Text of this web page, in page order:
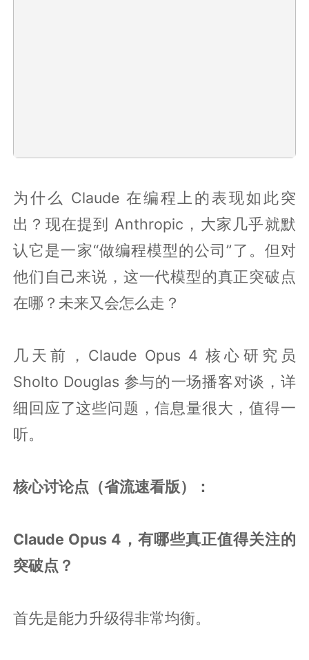
为什么 Claude 在编程上的表现如此突
出？现在提到 Anthropic，大家几乎就默
认它是一家“做编程模型的公司”了。但对
他们自己来说，这一代模型的真正突破点
在哪？未来又会怎么走？
几天前，Claude Opus 4 核心研究员
Sholto Douglas 参与的一场播客对谈，详
细回应了这些问题，信息量很大，值得一
听。
核心讨论点（省流速看版）：
Claude Opus 4，有哪些真正值得关注的
突破点？
首先是能力升级得非常均衡。